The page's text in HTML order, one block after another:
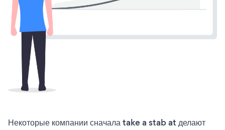
Некоторые компании сначала take a stab at делают